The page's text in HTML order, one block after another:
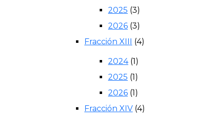
2025 (3)
2026 (3)
Fracción XIII
(4)
2024(1)
2025 (1)
2026 (1)
Fracción XIV (4)